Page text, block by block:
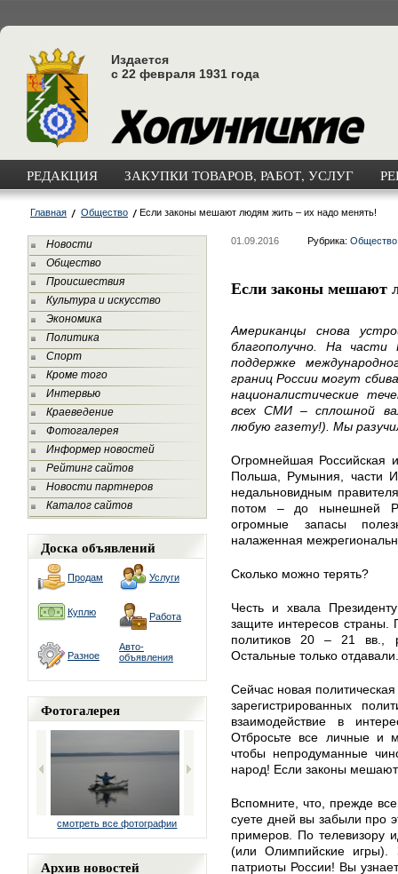
Издается
с 22 февраля 1931 года
РЕДАКЦИЯ ЗАКУПКИ ТОВАРОВ, РАБОТ, УСЛУГ
Главная Общество Если законы мешают людям жить – их надо менять!
Новости
Общество
Происшествия
Культура и искусство
Экономика
Политика
Спорт
Кроме того
Интервью
Краеведение
Фотогалерея
Информер новостей
Рейтинг сайтов
Новости партнеров
Каталог сайтов
Доска объявлений
Продам Услуги
Куплю Работа
Разное
Авто-
объявления
Фотогалерея
смотреть все фотографии
Архив новостей
01.09.2016 Рубрика: Общество
Если законы мешают
Американцы снова
благополучно. На части
поддержке
границ России могут
националистические
всех СМИ – сплошной
любую газету!). Мы
Огромнейшая Российская
Польша, Румыния, части
недальновидным
потом – до нынешней
огромные запасы
налаженная
Сколько можно терять?
Честь и хвала
защите интересов страны.
политиков 20 – 21 вв.,
Остальные только отдавали.
Сейчас новая
зарегистрированных
взаимодействие в
Отбросьте все личные и
чтобы непродуманные
народ! Если законы
Вспомните, что, прежде
суете дней вы забыли про
примеров. По телевизору
(или Олимпийские
патриоты России! Вы